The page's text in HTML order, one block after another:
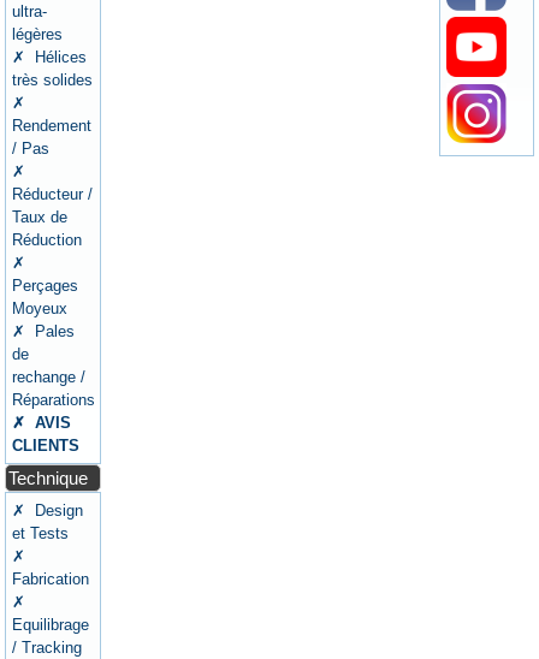
ultra-
légères
✗ Hélices
très solides
✗
Rendement
/ Pas
✗
Réducteur /
Taux de
Réduction
✗
Perçages
Moyeux
✗ Pales
de
rechange /
Réparations
✗ AVIS
CLIENTS
Technique
✗ Design
et Tests
✗
Fabrication
✗
Equilibrage
/ Tracking